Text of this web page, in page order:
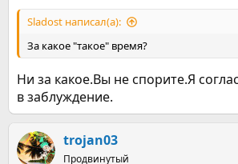
Sladost написал(а):
За какое "такое" время?
Ни за какое.Вы не спорите.Я
в заблуждение.
trojan03
Продвинутый